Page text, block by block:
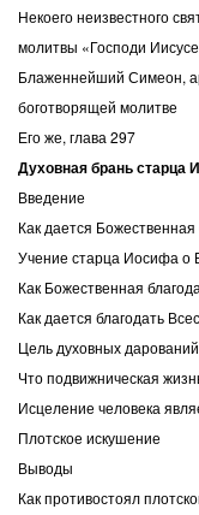
Некоего неизвестного
молитвы «Господи
Блаженнейший Симеон,
боготворящей молитве
Его же, глава 297
Духовная брань старца
Введение
Как дается Божественная
Учение старца Иосифа о
Как Божественная
Как дается благодать
Цель духовных
Что подвижническая
Исцеление человека
Плотское искушение
Выводы
Как противостоял